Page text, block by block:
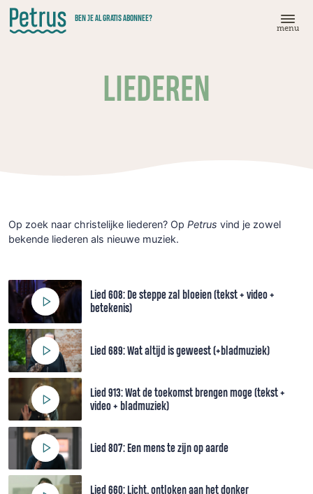
Doorgaan
naar
hoofdinhoud
BEN JE AL GRATIS ABONNEE?
menu
LIEDEREN
Op zoek naar christelijke liederen? Op Petrus vind je zowel
bekende liederen als nieuwe muziek.
Lied 608: De steppe zal bloeien (tekst + video +
betekenis)
Lied 689: Wat altijd is geweest (+bladmuziek)
Lied 913: Wat de toekomst brengen moge (tekst +
video + bladmuziek)
Lied 807: Een mens te zijn op aarde
Lied 660: Licht, ontloken aan het donker